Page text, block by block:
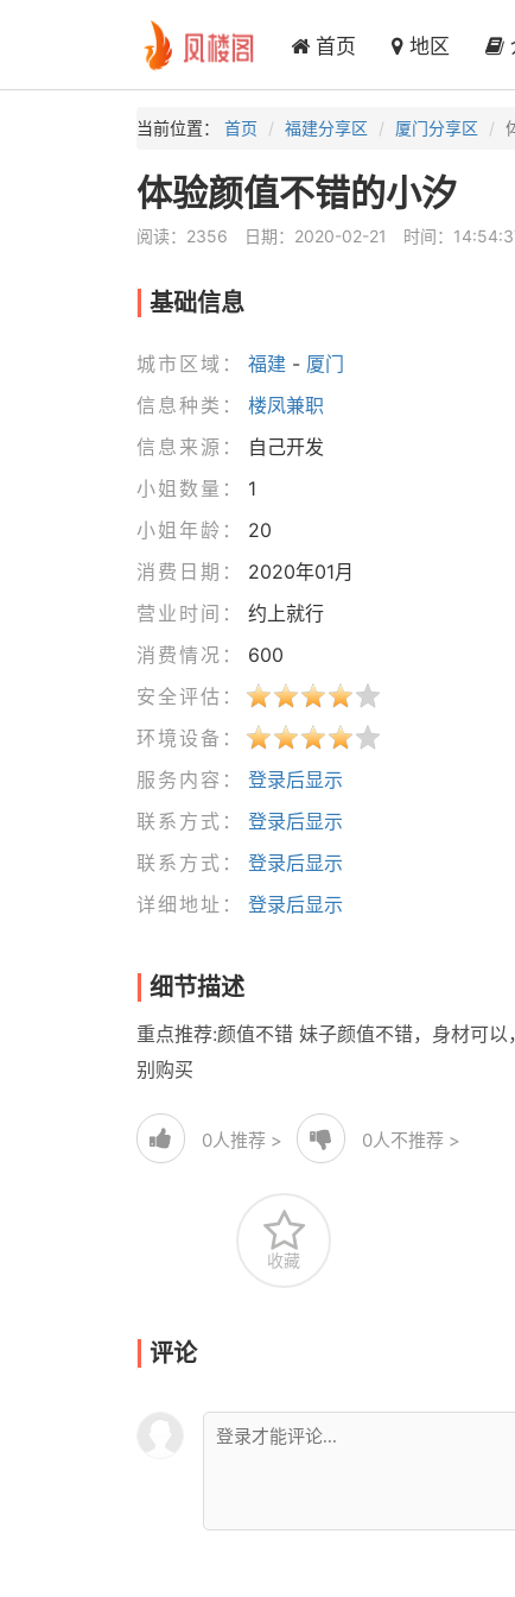
首页 地区
当前位置： 首页 福建分享区 厦门分享区
体验颜值不错的小汐
阅读：2356 日期：2020-02-21 时间：
基础信息
城市区域： 福建- 厦门
信息种类：
楼凤兼职
信息来源：
自己开发
小姐数量：
1
小姐年龄：
20
消费日期：
2020年01月
营业时间：
约上就行
消费情况：
600
安全评估：
环境设备：
服务内容：
登录后显示
联系方式：
登录后显示
联系方式：
登录后显示
详细地址：
登录后显示
细节描述
重点推荐:颜值不错 妹子颜值不错，身材可
别购买
0人推荐 > 0人不推荐 >
收藏
评论